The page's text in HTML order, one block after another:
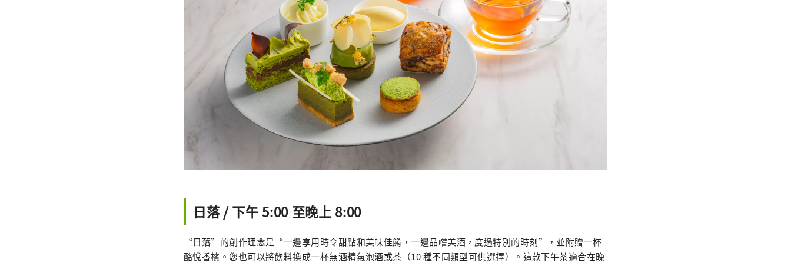
日落 / 下午 5:00 至晚上 8:00
“日落”的創作理念是“一邊享用時令甜點和美味佳餚，一邊品嚐美酒，度過特別的時刻”，並附贈一杯
酩悅香檳。您也可以將飲料換成一杯無酒精氣泡酒或茶（10 種不同類型可供選擇）。這款下午茶適合在晚